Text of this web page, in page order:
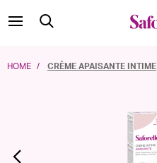
HOME CRÈME APAISANTE INTIME